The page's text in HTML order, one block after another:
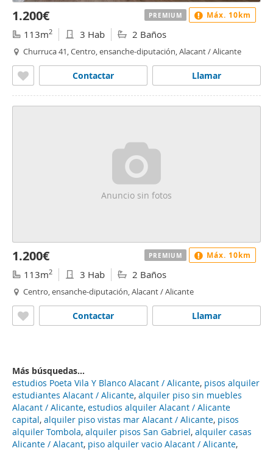
1.200€
113m2 3 Hab 2 Baños
Churruca 41, Centro, ensanche-diputación, Alacant / Alicante
Llamar
Contactar
PREMIUM Máx. 10km
Anuncio sin fotos
1.200€
113m2 3 Hab 2 Baños
Centro, ensanche-diputación, Alacant / Alicante
Llamar
Contactar
PREMIUM Máx. 10km
Más búsquedas...
estudios Poeta Vila Y Blanco Alacant / Alicante, pisos alquiler
estudiantes Alacant / Alicante, alquiler piso sin muebles
Alacant / Alicante, estudios alquiler Alacant / Alicante
capital, alquiler piso vistas mar Alacant / Alicante, pisos
alquiler Tombola, alquiler pisos San Gabriel, alquiler casas
Alicante / Alacant, piso alquiler vacio Alacant / Alicante,